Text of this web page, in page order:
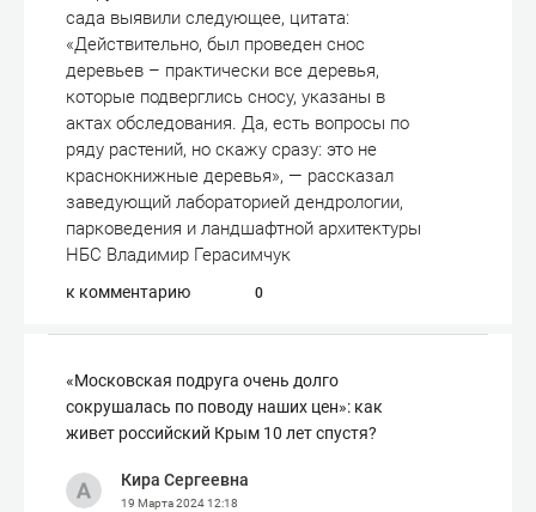
сада выявили следующее, цитата:
«Действительно, был проведен снос
деревьев – практически все деревья,
которые подверглись сносу, указаны в
актах обследования. Да, есть вопросы по
ряду растений, но скажу сразу: это не
краснокнижные деревья», — рассказал
заведующий лабораторией дендрологии,
парковедения и ландшафтной архитектуры
НБС Владимир Герасимчук
к комментарию 0
«Московская подруга очень долго
сокрушалась по поводу наших цен»: как
живет российский Крым 10 лет спустя?
Кира Сергеевна
19 Марта 202412:18